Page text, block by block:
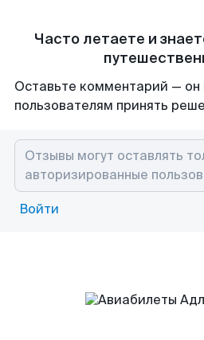
Часто летаете и
Оставьте комментарий —
пользователям принять
Войти